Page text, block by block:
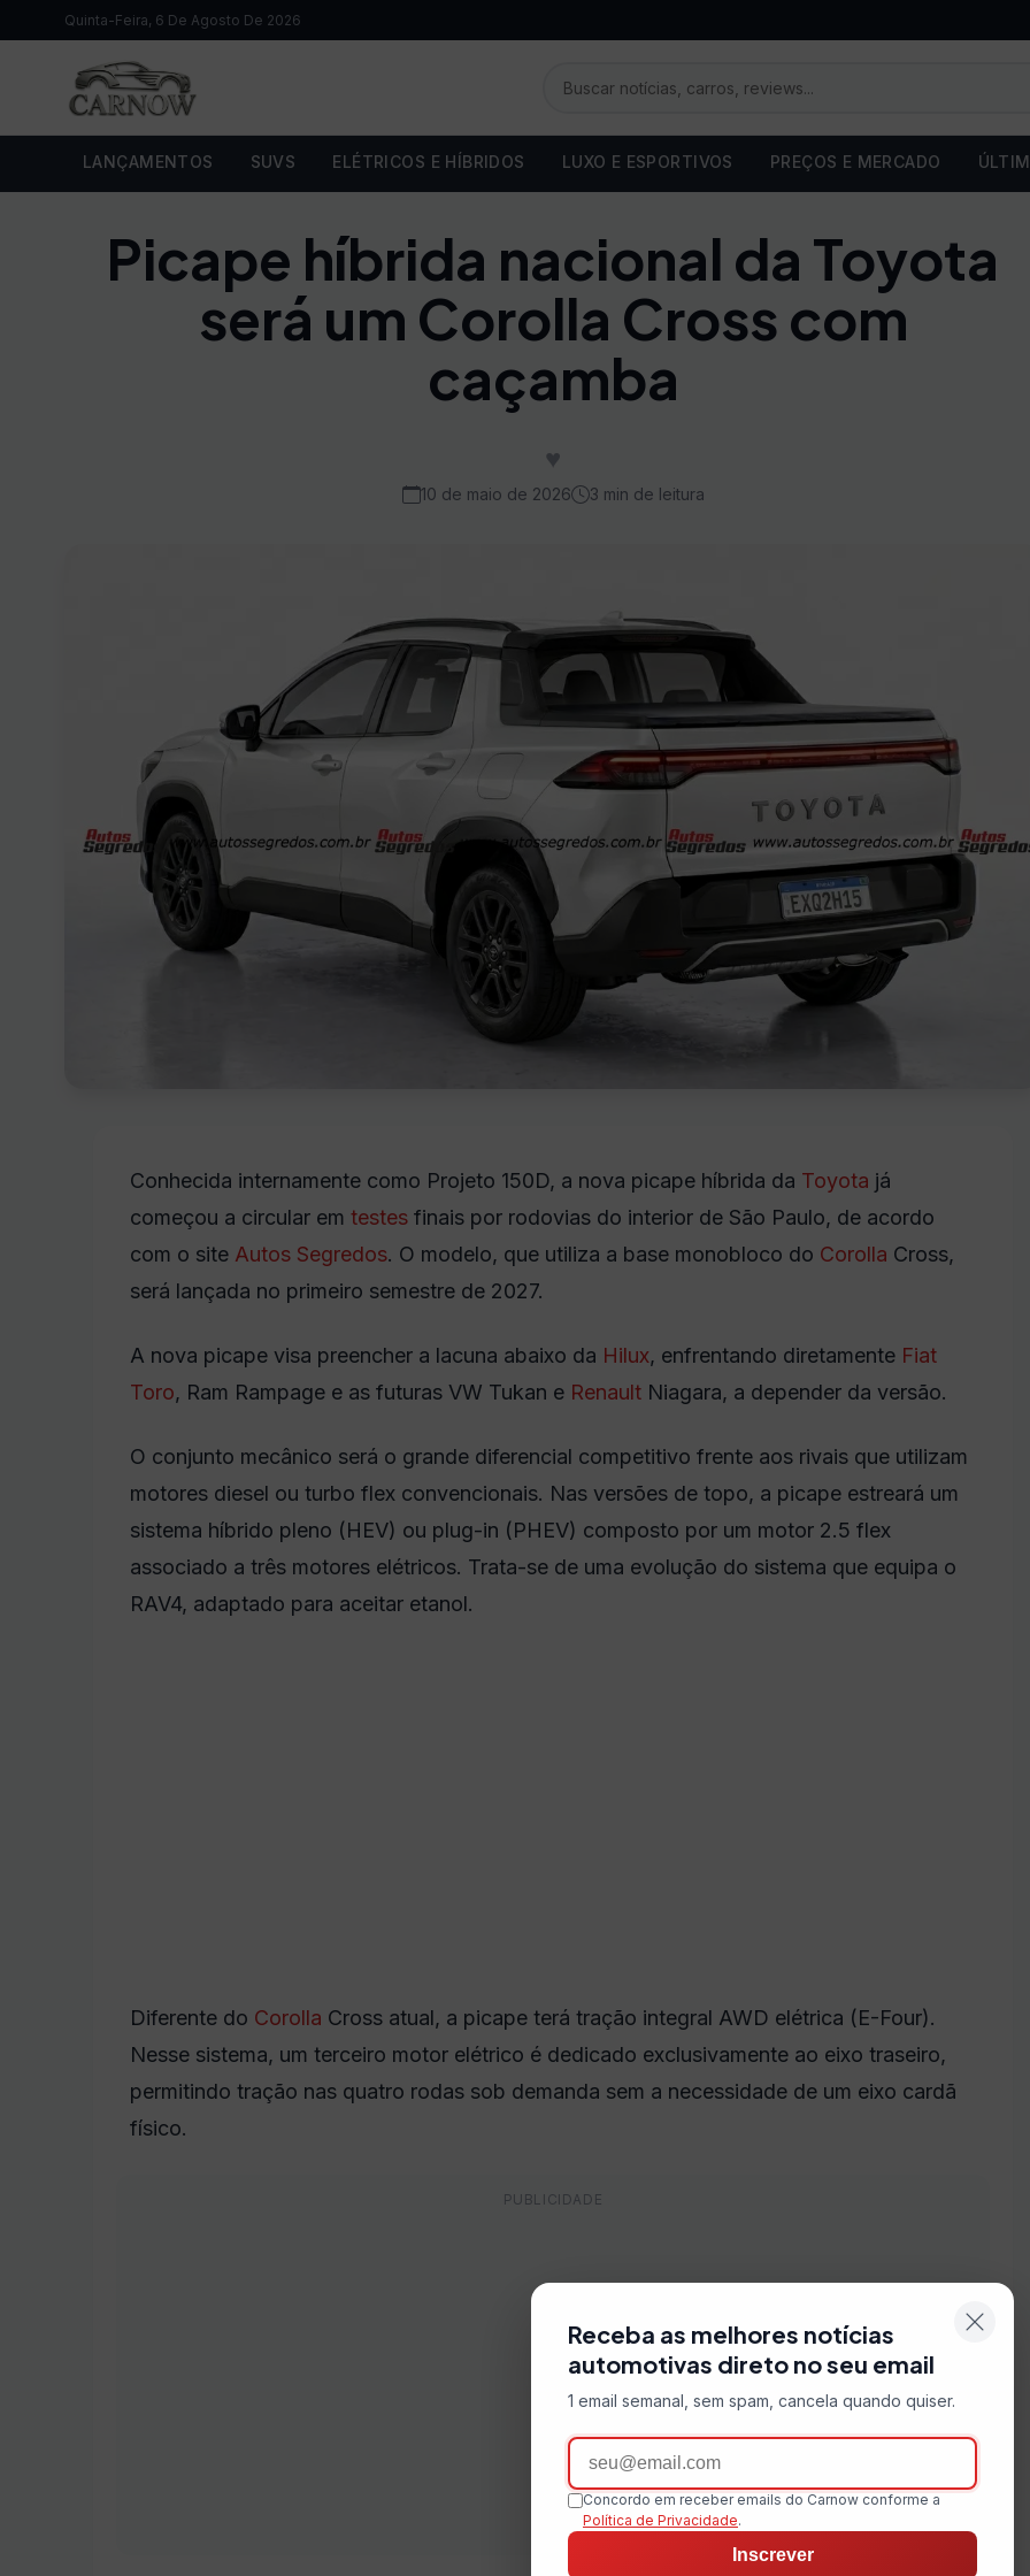
Quinta-Feira, 6 De Agosto De 2026
LANÇAMENTOS SUVS ELÉTRICOS E HÍBRIDOS LUXO E ESPORTIVOS PREÇOS E MERCADO
Picape híbrida nacional da Toyota
será um Corolla Cross com
caçamba
♥
10 de maio de 2026 3 min de leitura
Conhecida internamente como Projeto 150D, a nova picape híbrida da Toyota já
começou a circular em testes finais por rodovias do interior de São Paulo, de acordo
com o site Autos Segredos. O modelo, que utiliza a base monobloco do Corolla Cross,
será lançada no primeiro semestre de 2027.
A nova picape visa preencher a lacuna abaixo da Hilux, enfrentando diretamente Fiat
Toro, Ram Rampage e as futuras VW Tukan e Renault Niagara, a depender da versão.
O conjunto mecânico será o grande diferencial competitivo frente aos rivais que utilizam
motores diesel ou turbo flex convencionais. Nas versões de topo, a picape estreará um
sistema híbrido pleno (HEV) ou plug-in (PHEV) composto por um motor 2.5 flex
associado a três motores elétricos. Trata-se de uma evolução do sistema que equipa o
RAV4, adaptado para aceitar etanol.
Diferente do Corolla Cross atual, a picape terá tração integral AWD elétrica (E-Four).
Nesse sistema, um terceiro motor elétrico é dedicado exclusivamente ao eixo traseiro,
permitindo tração nas quatro rodas sob demanda sem a necessidade de um eixo cardã
físico.
Receba as melhores notícias
automotivas direto no seu email
1 email semanal, sem spam, cancela quando quiser.
Email
Concordo em receber emails do Carnow conforme a
Política de Privacidade.
Inscrever